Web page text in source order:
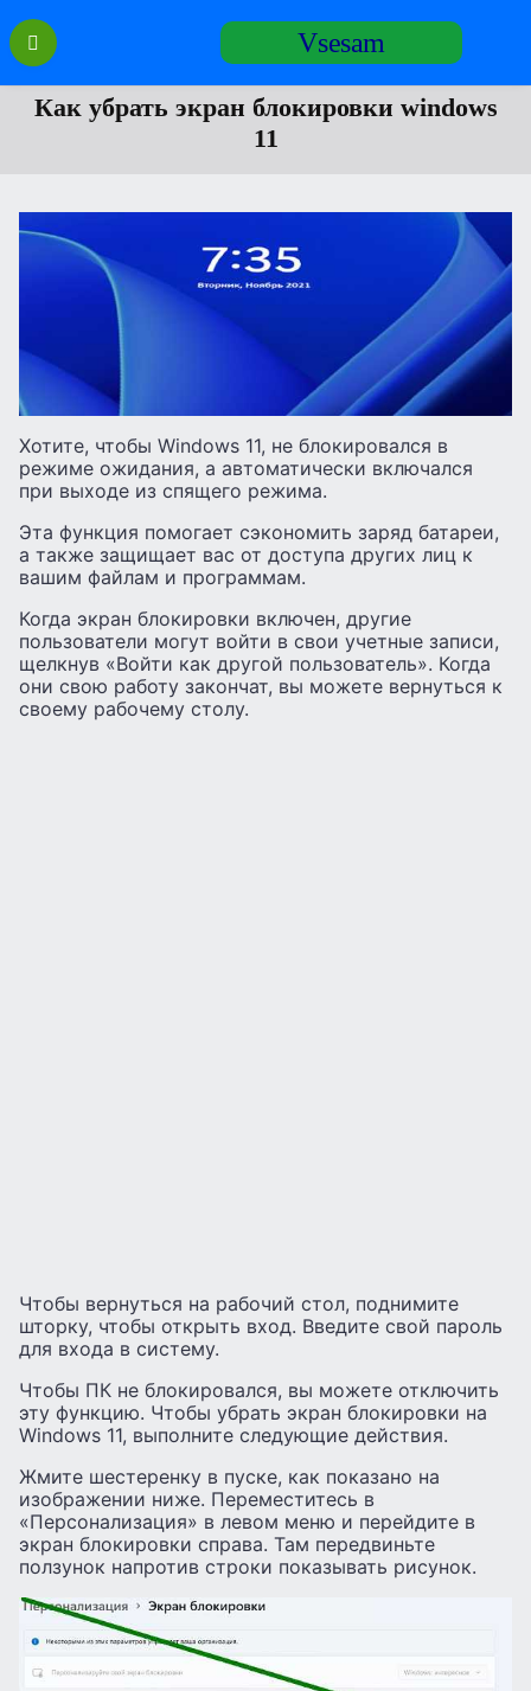
Перейти
содержанию
Vsesam
Как убрать экран блокировки windows
11
Хотите, чтобы Windows 11, не блокировался в
режиме ожидания, а автоматически включался
при выходе из спящего режима.
Эта функция помогает сэкономить заряд батареи,
а также защищает вас от доступа других лиц к
вашим файлам и программам.
Когда экран блокировки включен, другие
пользователи могут войти в свои учетные записи,
щелкнув «Войти как другой пользователь». Когда
они свою работу закончат, вы можете вернуться к
своему рабочему столу.
Чтобы вернуться на рабочий стол, поднимите
шторку, чтобы открыть вход. Введите свой пароль
для входа в систему.
Чтобы ПК не блокировался, вы можете отключить
эту функцию. Чтобы убрать экран блокировки на
Windows 11, выполните следующие действия.
Жмите шестеренку в пуске, как показано на
изображении ниже. Переместитесь в
«Персонализация» в левом меню и перейдите в
экран блокировки справа. Там передвиньте
ползунок напротив строки показывать рисунок.